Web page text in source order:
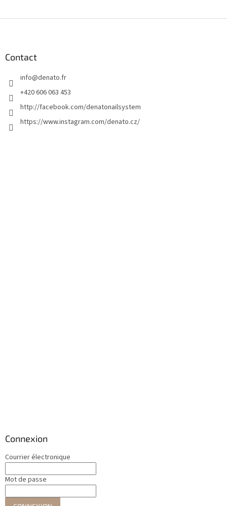
Contact
info@denato.fr
+420 606 063 453
http://facebook.com/denatonailsystem
https://www.instagram.com/denato.cz/
Connexion
Courrier électronique
Mot de passe